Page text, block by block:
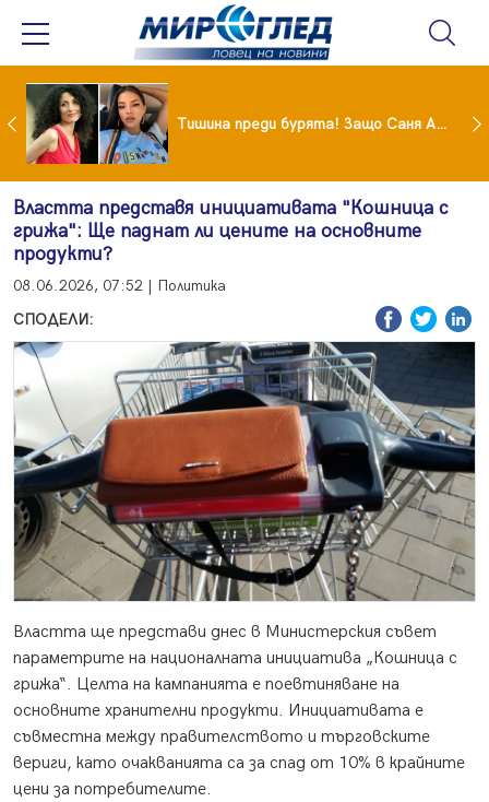
От 9 август цените на етикетите само в евро Тишина преди бурята! Защо Саня Армутлиева продължава да мълчи за раздялата с Дара?
Властта представя инициативата "Кошница с
грижа": Ще паднат ли цените на основните
продукти?
08.06.2026, 07:52 | Политика
СПОДЕЛИ:
Властта ще представи днес в Министерския съвет
параметрите на националната инициатива „Кошница с
грижа“. Целта на кампанията е поевтиняване на
основните хранителни продукти. Инициативата е
съвместна между правителството и търговските
вериги, като очакванията са за спад от 10% в крайните
цени за потребителите.